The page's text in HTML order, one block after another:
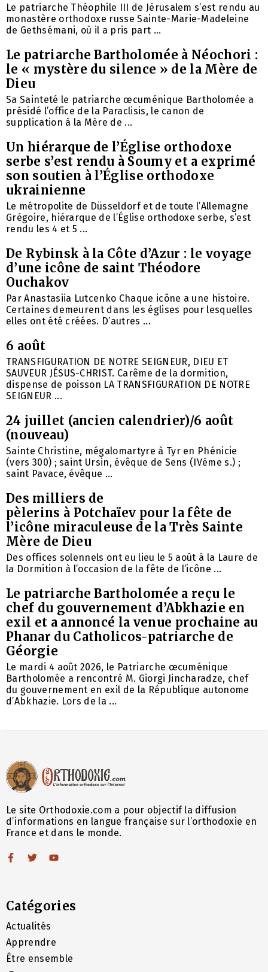
Le patriarche Théophile III de Jérusalem s’est rendu au
monastère orthodoxe russe Sainte-Marie-Madeleine
de Gethsémani, où il a pris part ...
Le patriarche Bartholomée à Néochori :
le « mystère du silence » de la Mère de
Dieu
Sa Sainteté le patriarche œcuménique Bartholomée a
présidé l’office de la Paraclisis, le canon de
supplication à la Mère de ...
Un hiérarque de l’Église orthodoxe
serbe s’est rendu à Soumy et a exprimé
son soutien à l’Église orthodoxe
ukrainienne
Le métropolite de Düsseldorf et de toute l’Allemagne
Grégoire, hiérarque de l’Église orthodoxe serbe, s’est
rendu les 4 et 5 ...
De Rybinsk à la Côte d’Azur : le voyage
d’une icône de saint Théodore
Ouchakov
Par Anastasiia Lutcenko Chaque icône a une histoire.
Certaines demeurent dans les églises pour lesquelles
elles ont été créées. D’autres ...
6 août
TRANSFIGURATION DE NOTRE SEIGNEUR, DIEU ET
SAUVEUR JÉSUS-CHRIST. Carême de la dormition,
dispense de poisson LA TRANSFIGURATION DE NOTRE
SEIGNEUR ...
24 juillet (ancien calendrier)/6 août
(nouveau)
Sainte Christine, mégalomartyre à Tyr en Phénicie
(vers 300) ; saint Ursin, évêque de Sens (IVème s.) ;
saint Pavace, évêque ...
Des milliers de
pèlerins à Potchaïev pour la fête de
l’icône miraculeuse de la Très Sainte
Mère de Dieu
Des offices solennels ont eu lieu le 5 août à la Laure de
la Dormition à l’occasion de la fête de l’icône ...
Le patriarche Bartholomée a reçu le
chef du gouvernement d’Abkhazie en
exil et a annoncé la venue prochaine au
Phanar du Catholicos-patriarche de
Géorgie
Le mardi 4 août 2026, le Patriarche œcuménique
Bartholomée a rencontré M. Giorgi Jincharadze, chef
du gouvernement en exil de la République autonome
d’Abkhazie. Lors de la ...
Le site Orthodoxie.com a pour objectif la diffusion
d’informations en langue française sur l’orthodoxie en
France et dans le monde.
Catégories
Actualités
Apprendre
Être ensemble